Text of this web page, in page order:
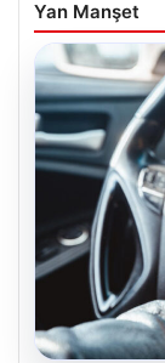
Yan Manşet